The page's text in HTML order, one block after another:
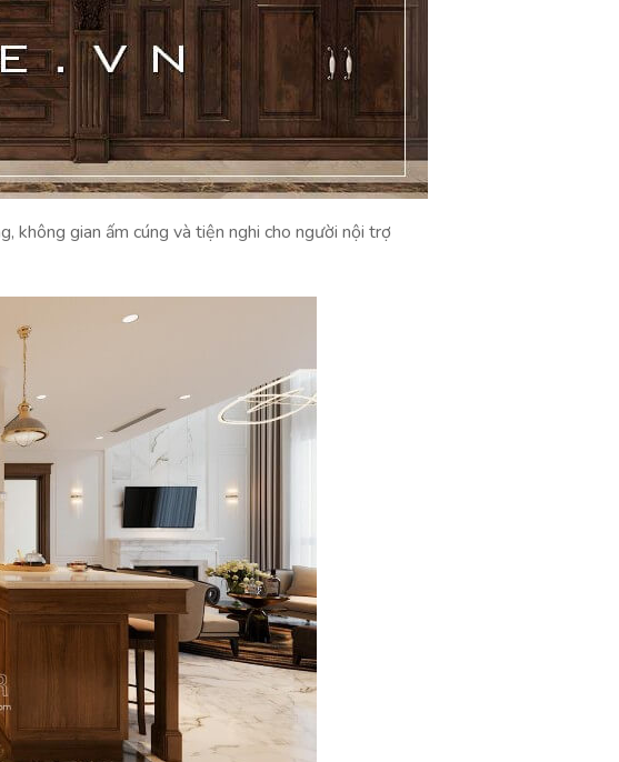
không gian ấm cúng và tiện nghi cho người nội trợ